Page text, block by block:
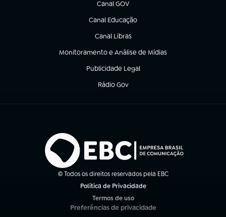
Canal GOV
(abre em nova aba)
Canal Educação
(abre em nova aba)
Canal Libras
(abre em nova aba)
Monitoramento e Análise de Mídias
(abre em nova aba)
Publicidade Legal
(abre em nova aba)
Rádio Gov
(abre em nova aba)
© Todos os direitos reservados pela EBC
Política de Privacidade
Termos de uso
(abre em nova aba)
Preferências de privacidade